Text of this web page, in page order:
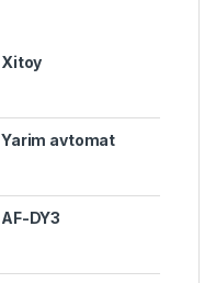
Xitoy
Yarim avtomat
AF-DY3